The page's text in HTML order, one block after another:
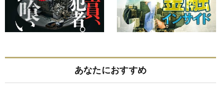
あなたにおすすめ